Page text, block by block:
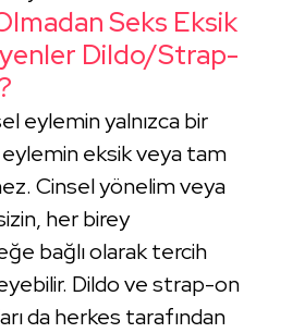
Seks Eksik
Dildo/strap-
eylemin yalnızca bir
eksik veya tam
Cinsel yönelim veya
her birey
bağlı olarak tercih
Dildo ve strap-on
da herkes tarafından